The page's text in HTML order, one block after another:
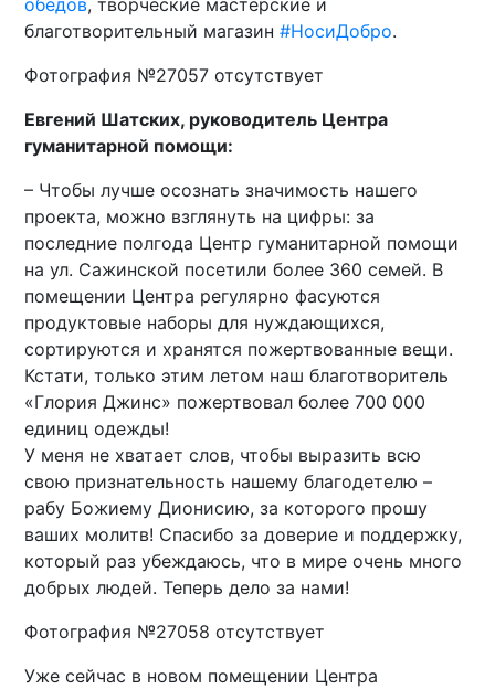
обедов, творческие мастерские и
благотворительный магазин#НосиДобро.
Фотография №27057 отсутствует
Евгений Шатских, руководитель Центра
гуманитарной помощи:
– Чтобы лучше осознать значимость нашего
проекта, можно взглянуть на цифры: за
последние полгода Центр гуманитарной помощи
на ул. Сажинской посетили более 360 семей. В
помещении Центра регулярно фасуются
продуктовые наборы для нуждающихся,
сортируются и хранятся пожертвованные вещи.
Кстати, только этим летом наш благотворитель
«Глория Джинс» пожертвовал более 700 000
единиц одежды!
У меня не хватает слов, чтобы выразить всю
свою признательность нашему благодетелю –
рабу Божиему Дионисию, за которого прошу
ваших молитв! Спасибо за доверие и поддержку,
который раз убеждаюсь, что в мире очень много
добрых людей. Теперь дело за нами!
Фотография №27058 отсутствует
Уже сейчас в новом помещении Центра